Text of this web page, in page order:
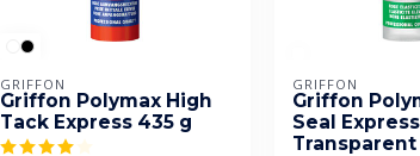
GRIFFON
Griffon Polymax High
Tack Express 435 g
GRIFFON
Griffon
Seal Express
Transparent